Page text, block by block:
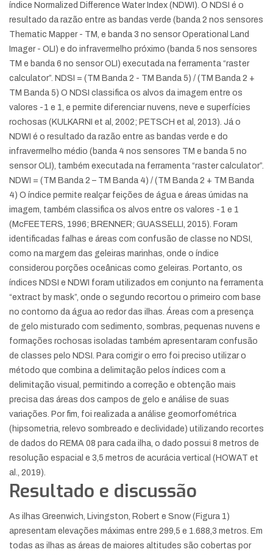
índice Normalized Difference Water Index (NDWI). O NDSI é o
resultado da razão entre as bandas verde (banda 2 nos sensores
Thematic Mapper - TM, e banda 3 no sensor Operational Land
Imager - OLI) e do infravermelho próximo (banda 5 nos sensores
TM e banda 6 no sensor OLI) executada na ferramenta “raster
calculator”. NDSI = (TM Banda 2 - TM Banda 5) / (TM Banda 2 +
TM Banda 5) O NDSI classifica os alvos da imagem entre os
valores -1 e 1, e permite diferenciar nuvens, neve e superfícies
rochosas (KULKARNI et al, 2002; PETSCH et al, 2013). Já o
NDWI é o resultado da razão entre as bandas verde e do
infravermelho médio (banda 4 nos sensores TM e banda 5 no
sensor OLI), também executada na ferramenta “raster calculator”.
NDWI = (TM Banda 2 – TM Banda 4) / (TM Banda 2 + TM Banda
4) O índice permite realçar feições de água e áreas úmidas na
imagem, também classifica os alvos entre os valores -1 e 1
(McFEETERS, 1996; BRENNER; GUASSELLI, 2015). Foram
identificadas falhas e áreas com confusão de classe no NDSI,
como na margem das geleiras marinhas, onde o índice
considerou porções oceânicas como geleiras. Portanto, os
índices NDSI e NDWI foram utilizados em conjunto na ferramenta
“extract by mask”, onde o segundo recortou o primeiro com base
no contorno da água ao redor das ilhas. Áreas com a presença
de gelo misturado com sedimento, sombras, pequenas nuvens e
formações rochosas isoladas também apresentaram confusão
de classes pelo NDSI. Para corrigir o erro foi preciso utilizar o
método que combina a delimitação pelos índices com a
delimitação visual, permitindo a correção e obtenção mais
precisa das áreas dos campos de gelo e análise de suas
variações. Por fim, foi realizada a análise geomorfométrica
(hipsometria, relevo sombreado e declividade) utilizando recortes
de dados do REMA 08 para cada ilha, o dado possui 8 metros de
resolução espacial e 3,5 metros de acurácia vertical (HOWAT et
al., 2019).
Resultado e discussão
As ilhas Greenwich, Livingston, Robert e Snow (Figura 1)
apresentam elevações máximas entre 299,5 e 1.688,3 metros. Em
todas as ilhas as áreas de maiores altitudes são cobertas por